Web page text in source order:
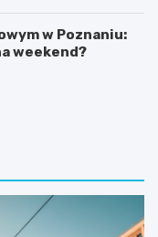
w Poznaniu:
weekend?